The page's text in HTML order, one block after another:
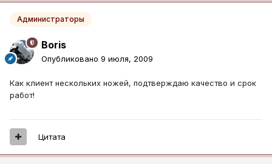
Администраторы
Boris
Опубликовано 9 июля, 2009
Как клиент нескольких ножей, подтверждаю качество и срок
работ!
Цитата